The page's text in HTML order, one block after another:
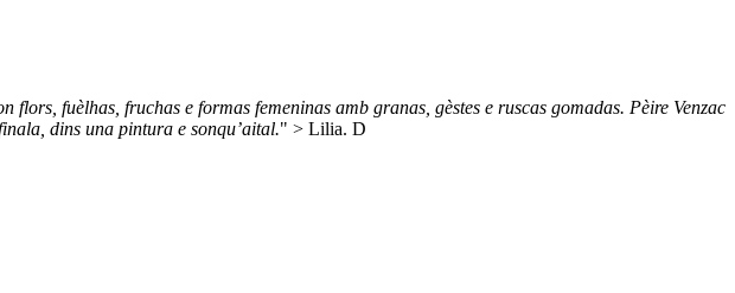
fuèlhas, fruchas e formas femeninas amb granas, gèstes e ruscas gomadas. Pèire Venzac
dins una pintura e sonqu’aital." > Lilia. D